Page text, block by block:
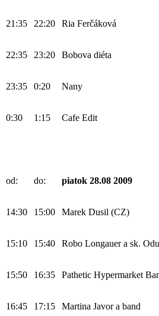
21:35 22:20 Ria Ferčáková
22:35 23:20 Bobova diéta
23:35 0:20 Nany
0:30 1:15 Cafe Edit
od: do: piatok 28.08 2009
14:30 15:00 Marek Dusil (CZ)
15:10 15:40 Robo Longauer a sk.
15:50 16:35 Pathetic Hypermarket
16:45 17:15 Martina Javor a band